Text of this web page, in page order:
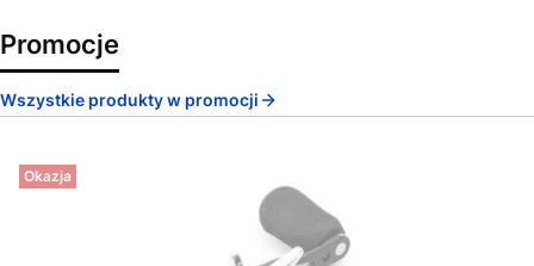
Promocje
Wszystkie produkty w promocji
Okazja